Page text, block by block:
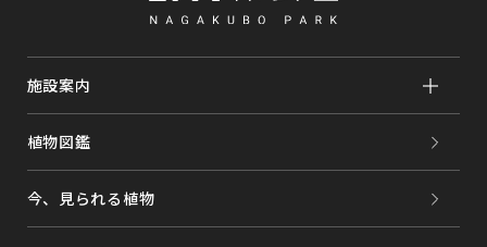
施設案内
植物図鑑
今、見られる植物